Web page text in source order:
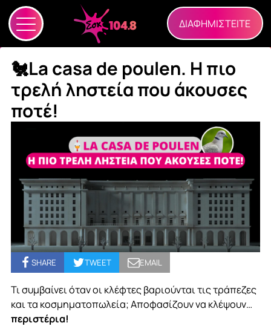
ΔΙΑΦΗΜΙΣΤΕΙΤΕ
🐔La casa de poulen. Η πιο
τρελή ληστεία που άκουσες
ποτέ!
SHARE TWEET EMAIL
Τι συμβαίνει όταν οι κλέφτες βαριούνται τις τράπεζες
και τα κοσμηματοπωλεία; Αποφασίζουν να κλέψουν…
περιστέρια!